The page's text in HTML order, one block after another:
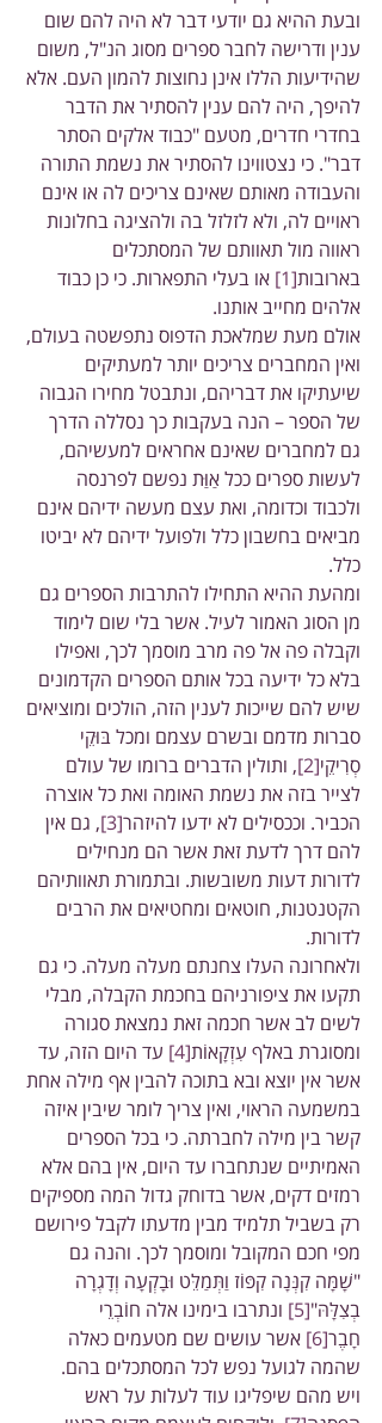
ובעת ההיא גם יודעי דבר לא היה להם שום
ענין ודרישה לחבר ספרים מסוג הנ"ל, משום
שהידיעות הללו אינן נחוצות להמון העם. אלא
להיפך, היה להם ענין להסתיר את הדבר
בחדרי חדרים, מטעם "כבוד אלקים הסתר
דבר". כי נצטווינו להסתיר את נשמת התורה
והעבודה מאותם שאינם צריכים לה או אינם
ראויים לה, ולא לזלזל בה ולהציגה בחלונות
ראווה מול תאוותם של המסתכלים
בארובות[1]
או בעלי התפארות. כי כן כבוד
אלהים מחייב אותנו.
אולם מעת שמלאכת הדפוס נתפשטה בעולם,
ואין המחברים צריכים יותר למעתיקים
שיעתיקו את דבריהם, ונתבטל מחירו הגבוה
של הספר – הנה בעקבות כך נסללה הדרך
גם למחברים שאינם אחראים למעשיהם,
לעשות ספרים ככל אַוַּת נפשם לפרנסה
ולכבוד וכדומה, ואת עצם מעשה ידיהם אינם
מביאים בחשבון כלל ולפועל ידיהם לא יביטו
כלל.
ומהעת ההיא התחילו להתרבות הספרים גם
מן הסוג האמור לעיל. אשר בלי שום לימוד
וקבלה פה אל פה מרב מוסמך לכך, ואפילו
בלא כל ידיעה בכל אותם הספרים הקדמונים
שיש להם שייכות לענין הזה, הולכים ומוציאים
סברות מדמם ובשרם עצמם ומכל בּוּקֵי
סְרִיקֵי[2]
, ותולין הדברים ברומו של עולם
לצייר בזה את נשמת האומה ואת כל אוצרה
הכביר. וככסילים לא ידעו להיזהר[3]
, גם אין
להם דרך לדעת זאת אשר הם מנחילים
לדורות דעות משובשות. ובתמורת תאוותיהם
הקטנטנות, חוטאים ומחטיאים את הרבים
לדורות.
ולאחרונה העלו צחנתם מעלה מעלה. כי גם
תקעו את ציפורניהם בחכמת הקבלה, מבלי
לשים לב אשר חכמה זאת נמצאת סגורה
ומסוגרת באלף עִזְקָאוֹת[4]
עד היום הזה, עד
אשר אין יוצא ובא בתוכה להבין אף מילה אחת
במשמעה הראוי, ואין צריך לומר שיבין איזה
קשר בין מילה לחברתה. כי בכל הספרים
האמיתיים שנתחברו עד היום, אין בהם אלא
רמזים דקים, אשר בדוחק גדול המה מספיקים
רק בשביל תלמיד מבין מדעתו לקבל פירושם
מפי חכם המקובל ומוסמך לכך. והנה גם
"שָׁמָּה קִנְּנָה קִפּוֹז וַתְּמַלֵּט וּבָקְעָה וְדָגְרָה
בְצִלָּהּ"[5]
ונתרבו בימינו אלה חוֹבְרֵי
חָבֶר[6]
אשר עושים שם מטעמים כאלה
שהמה לגועל נפש לכל המסתכלים בהם.
ויש מהם שיפליגו עוד לעלות על ראש